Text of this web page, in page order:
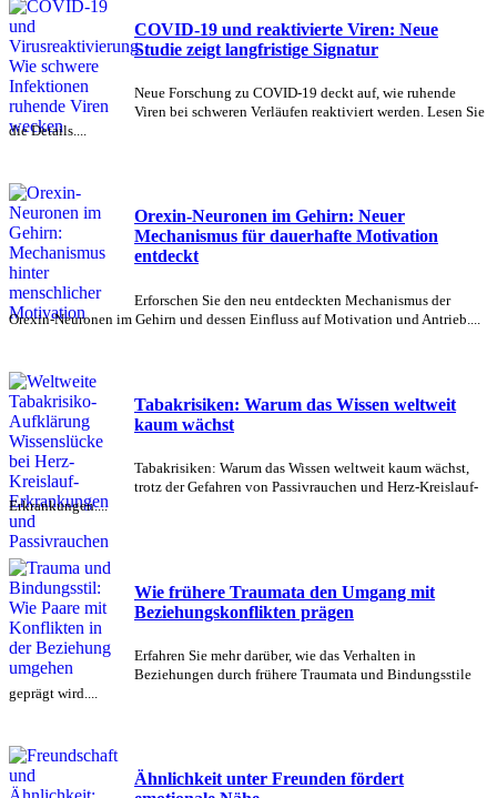
COVID-19 und reaktivierte Viren: Neue
Studie zeigt langfristige Signatur
Neue Forschung zu COVID-19 deckt auf, wie ruhende
Viren bei schweren Verläufen reaktiviert werden. Lesen Sie
die Details....
Orexin-Neuronen im Gehirn: Neuer
Mechanismus für dauerhafte Motivation
entdeckt
Erforschen Sie den neu entdeckten Mechanismus der
Orexin-Neuronen im Gehirn und dessen Einfluss auf Motivation und Antrieb....
Tabakrisiken: Warum das Wissen weltweit
kaum wächst
Tabakrisiken: Warum das Wissen weltweit kaum wächst,
trotz der Gefahren von Passivrauchen und Herz-Kreislauf-
Erkrankungen....
Wie frühere Traumata den Umgang mit
Beziehungskonflikten prägen
Erfahren Sie mehr darüber, wie das Verhalten in
Beziehungen durch frühere Traumata und Bindungsstile
geprägt wird....
Ähnlichkeit unter Freunden fördert